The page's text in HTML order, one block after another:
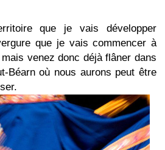
que je vais développer
que je vais commencer à
venez donc déjà flâner dans
Béarn où nous aurons peut être